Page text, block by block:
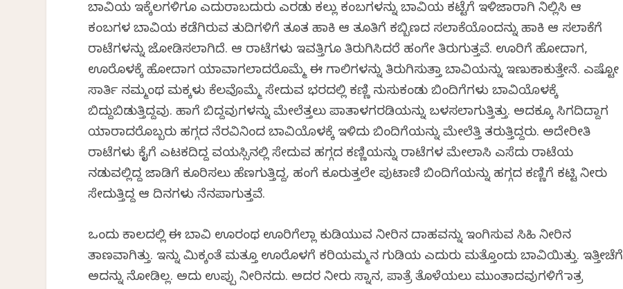
ಬಾವಿಯ ಇಕ್ಕೆಲಗಳಿಗೂ ಎದುರಾಬದುರು ಎರಡು ಕಲ್ಲು ಕಂಬಗಳನ್ನು ಬಾವಿಯ ಕಟ್ಟೆಗೆ ಇಳಿಜಾರಾಗಿ ನಿಲ್ಲಿಸಿ ಆ
ಕಂಬಗಳ ಬಾವಿಯ ಕಡೆಗಿರುವ ತುದಿಗಳಿಗೆ ತೂತ ಹಾಕಿ ಆ ತೂತಿಗೆ ಕಬ್ಬಿಣದ ಸಲಾಕೆಯೊಂದನ್ನು ಹಾಕಿ ಆ ಸಲಾಕೆಗೆ
ರಾಟೆಗಳನ್ನು ಜೋಡಿಸಲಾಗಿದೆ. ಆ ರಾಟೆಗಳು ಇವತ್ತಿಗೂ ತಿರುಗಿಸಿದರೆ ಹಂಗೇ ತಿರುಗುತ್ತವೆ. ಊರಿಗೆ ಹೋದಾಗ,
ಊರೊಳಕ್ಕೆ ಹೋದಾಗ ಯಾವಾಗಲಾದರೊಮ್ಮೆ ಈ ಗಾಲಿಗಳನ್ನು ತಿರುಗಿಸುತ್ತಾ ಬಾವಿಯನ್ನು ಇಣುಕಾಕುತ್ತೇನೆ. ಎಷ್ಟೋ
ಸಾರ್ತಿ ನಮ್ಮಂಥ ಮಕ್ಕಳು ಕೆಲವೊಮ್ಮೆ ಸೇದುವ ಭರದಲ್ಲಿ ಕಣ್ಣಿ ನುಸುಕಂಡು ಬಿಂದಿಗೆಗಳು ಬಾವಿಯೊಳಕ್ಕೆ
ಬಿದ್ದುಬಿಡುತ್ತಿದ್ದವು. ಹಾಗೆ ಬಿದ್ದವುಗಳನ್ನು ಮೇಲೆತ್ತಲು ಪಾತಾಳಗರಡಿಯನ್ನು ಬಳಸಲಾಗುತ್ತಿತ್ತು. ಅದಕ್ಕೂ ಸಿಗದಿದ್ದಾಗ
ಯಾರಾದರೊಬ್ಬರು ಹಗ್ಗದ ನೆರವಿನಿಂದ ಬಾವಿಯೊಳಕ್ಕೆ ಇಳಿದು ಬಿಂದಿಗೆಯನ್ನು ಮೇಲೆತ್ತಿ ತರುತ್ತಿದ್ದರು. ಅದೇರೀತಿ
ರಾಟೆಗಳು ಕೈಗೆ ಎಟಕದಿದ್ದ ವಯಸ್ಸಿನಲ್ಲಿ ಸೇದುವ ಹಗ್ಗದ ಕಣ್ಣಿಯನ್ನು ರಾಟೆಗಳ ಮೇಲಾಸಿ ಎಸೆದು ರಾಟೆಯ
ನಡುವಲ್ಲಿದ್ದ ಜಾಡಿಗೆ ಕೂರಿಸಲು ಹೆಣಗುತ್ತಿದ್ದ, ಹಂಗೆ ಕೂರುತ್ತಲೇ ಪುಟಾಣಿ ಬಿಂದಿಗೆಯನ್ನು ಹಗ್ಗದ ಕಣ್ಣಿಗೆ ಕಟ್ಟಿ ನೀರು
ಸೇದುತ್ತಿದ್ದ ಆ ದಿನಗಳು ನೆನಪಾಗುತ್ತವೆ.
ಒಂದು ಕಾಲದಲ್ಲಿ ಈ ಬಾವಿ ಊರಂಥ ಊರಿಗೆಲ್ಲಾ ಕುಡಿಯುವ ನೀರಿನ ದಾಹವನ್ನು ಇಂಗಿಸುವ ಸಿಹಿ ನೀರಿನ
ತಾಣವಾಗಿತ್ತು. ಇನ್ನು ಮಿಕ್ಕಂತೆ ಮತ್ತೂ ಊರೊಳಗೆ ಕರಿಯಮ್ಮನ ಗುಡಿಯ ಎದುರು ಮತ್ತೊಂದು ಬಾವಿಯಿತ್ತು. ಇತ್ತೀಚೆಗೆ
ಅದನ್ನು ನೋಡಿಲ್ಲ. ಅದು ಉಪ್ಪು ನೀರಿನದು. ಅದರ ನೀರು ಸ್ನಾನ, ಪಾತ್ರೆ ತೊಳೆಯಲು ಮುಂತಾದವುಗಳಿಗೆ ಮಾತ್ರ